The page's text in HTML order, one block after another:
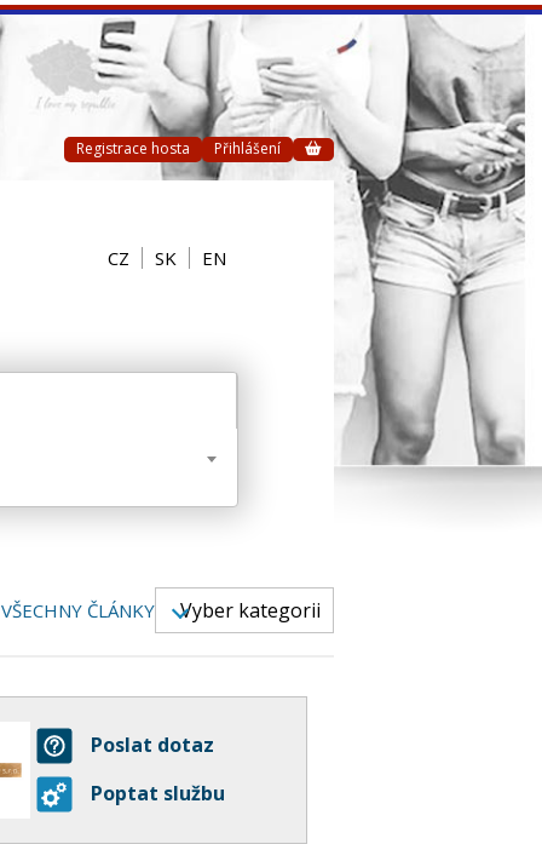
Registrace hosta Přihlášení
CZ SK EN
VŠECHNY ČLÁNKY Vyber kategorii
Poslat dotaz
Poptat službu